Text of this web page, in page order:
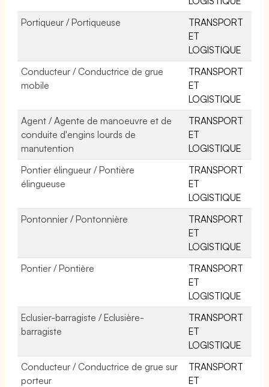
Portiqueur / Portiqueuse
TRANSPORT
ET
LOGISTIQUE
Conducteur / Conductrice de grue
mobile
TRANSPORT
ET
LOGISTIQUE
Agent / Agente de manoeuvre et de
conduite d'engins lourds de
manutention
TRANSPORT
ET
LOGISTIQUE
Pontier élingueur / Pontière
élingueuse
TRANSPORT
ET
LOGISTIQUE
Pontonnier / Pontonnière
TRANSPORT
ET
LOGISTIQUE
Pontier / Pontière
TRANSPORT
ET
LOGISTIQUE
Eclusier-barragiste / Eclusière-
barragiste
TRANSPORT
ET
LOGISTIQUE
Conducteur / Conductrice de grue sur
porteur
TRANSPORT
ET